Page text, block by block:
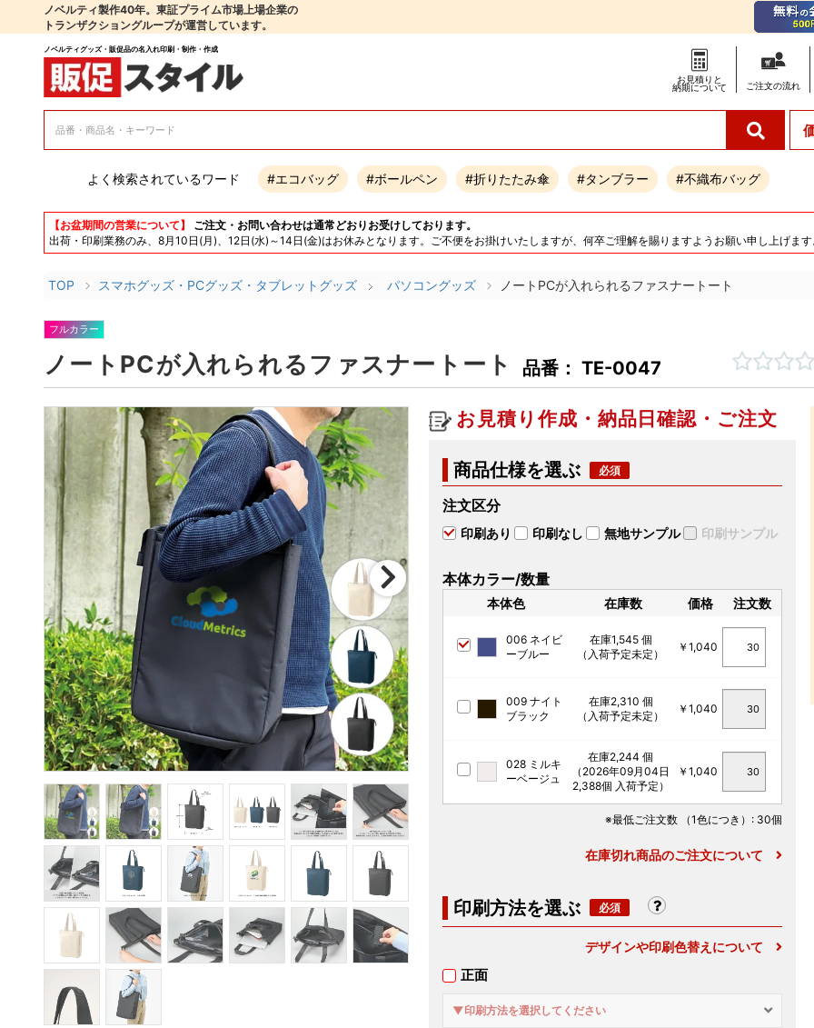
ノベルティ製作40年。東証プライム市場上場企業の
トランザクショングループが運営しています。
ノベルティグッズ・販促品の名入れ印刷・制作・作成
お見積りと
納期について
ご注文の流れ
よく検索されているワード #エコバッグ #ボールペン #折りたたみ傘 #タンブラー #不織布バッグ
【お盆期間の営業について】
ご注文・お問い合わせは通常どおりお受けしております。
出荷・印刷業務のみ、8月10日(月)、12日(水)～14日(金)はお休みとなります。ご不便をお掛けいたしますが、何卒ご理解を賜りますようお願い申し上げま
TOP スマホグッズ・PCグッズ・タブレットグッズ パソコングッズ ノートPCが入れられるファスナートート
フルカラー
ノートPCが入れられるファスナートート 品番： TE-0047
お見積り作成・納品日確認・ご注文
商品仕様を選ぶ
注文区分
印刷あり 印刷なし 無地サンプル 印刷サンプル
本体カラー/数量
本体色 在庫数 価格 注文数
006 ネイビ
ーブルー
在庫1,545 個
（入荷予定未定）
￥1,040
009 ナイト
ブラック
在庫2,310 個
（入荷予定未定）
￥1,040
028 ミルキ
ーベージュ
在庫2,244 個
（2026年09月04日
2,388個 入荷予定）
￥1,040
※最低ご注文数 （1色につき） : 30個
在庫切れ商品のご注文について
印刷方法を選ぶ
デザインや印刷色替えについて
正面
▼印刷方法を選択してください